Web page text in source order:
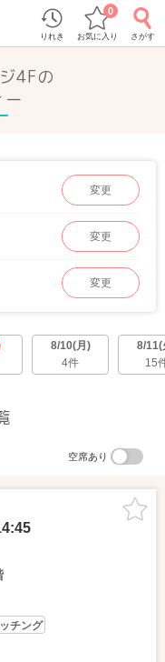
りれき お気に入り
0
さがす
4Fの
変更
変更
変更
8/10(月)
4件
8/11(
15
空席あり
チング